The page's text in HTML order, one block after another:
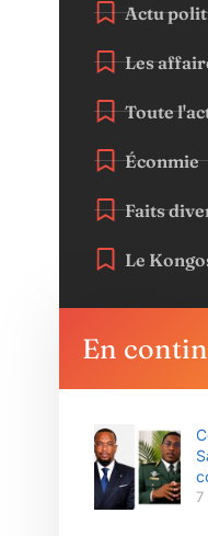
Actu
Les
Toute
Éconmie
Faits
Le
En
7